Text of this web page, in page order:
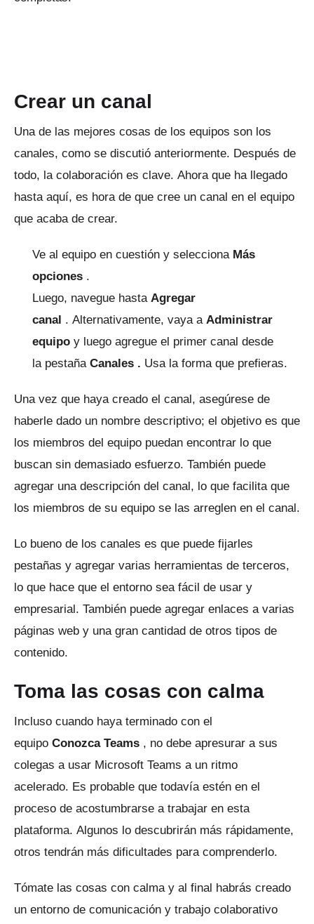
Crear un canal
Una de las mejores cosas de los equipos son los
canales, como se discutió anteriormente. Después de
todo, la colaboración es clave. Ahora que ha llegado
hasta aquí, es hora de que cree un canal en el equipo
que acaba de crear.
Ve al equipo en cuestión y selecciona Más
opciones .
Luego, navegue hasta Agregar
canal . Alternativamente, vaya a Administrar
equipo y luego agregue el primer canal desde
la pestaña Canales . Usa la forma que prefieras.
Una vez que haya creado el canal, asegúrese de
haberle dado un nombre descriptivo; el objetivo es que
los miembros del equipo puedan encontrar lo que
buscan sin demasiado esfuerzo. También puede
agregar una descripción del canal, lo que facilita que
los miembros de su equipo se las arreglen en el canal.
Lo bueno de los canales es que puede fijarles
pestañas y agregar varias herramientas de terceros,
lo que hace que el entorno sea fácil de usar y
empresarial. También puede agregar enlaces a varias
páginas web y una gran cantidad de otros tipos de
contenido.
Toma las cosas con calma
Incluso cuando haya terminado con el
equipo Conozca Teams , no debe apresurar a sus
colegas a usar Microsoft Teams a un ritmo
acelerado. Es probable que todavía estén en el
proceso de acostumbrarse a trabajar en esta
plataforma. Algunos lo descubrirán más rápidamente,
otros tendrán más dificultades para comprenderlo.
Tómate las cosas con calma y al final habrás creado
un entorno de comunicación y trabajo colaborativo